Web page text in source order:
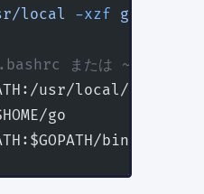
local -xzf
.bashrc または ~/.zshrc
usr/local/go/bin
go
bin